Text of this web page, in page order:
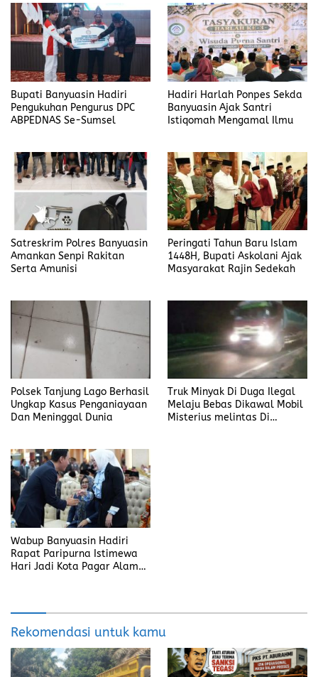
Bupati Banyuasin Hadiri
Pengukuhan Pengurus DPC
ABPEDNAS Se-Sumsel
Hadiri Harlah Ponpes Sekda
Banyuasin Ajak Santri
Istiqomah Mengamal Ilmu
Satreskrim Polres Banyuasin
Amankan Senpi Rakitan
Serta Amunisi
Peringati Tahun Baru Islam
1448H, Bupati Askolani Ajak
Masyarakat Rajin Sedekah
Polsek Tanjung Lago Berhasil
Ungkap Kasus Penganiayaan
Dan Meninggal Dunia
Truk Minyak Di Duga Ilegal
Melaju Bebas Dikawal Mobil
Misterius melintas Di
Wabup Banyuasin Hadiri
Rapat Paripurna Istimewa
Hari Jadi Kota Pagar Alam
Rekomendasi untuk kamu